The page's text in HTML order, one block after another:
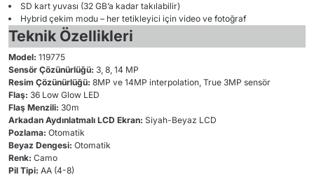
SD kart yuvası (32 GB’a kadar takılabilir)
Hybrid çekim modu – her tetikleyici için video ve fotoğraf
Teknik Özellikleri
Model: 119775
Sensör Çözünürlüğü: 3, 8, 14 MP
Resim Çözünürlüğü: 8MP ve 14MP interpolation, True 3MP sensör
Flaş: 36 Low Glow LED
Flaş Menzili: 30m
Arkadan Aydınlatmalı LCD Ekran: Siyah-Beyaz LCD
Pozlama: Otomatik
Beyaz Dengesi: Otomatik
Renk: Camo
Pil Tipi: AA (4-8)